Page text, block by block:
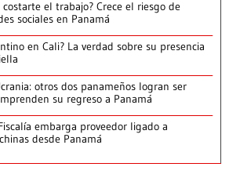
el trabajo? Crece el riesgo de
sociales en Panamá
en Cali? La verdad sobre su presencia
otros dos panameños logran ser
su regreso a Panamá
embarga proveedor ligado a
desde Panamá